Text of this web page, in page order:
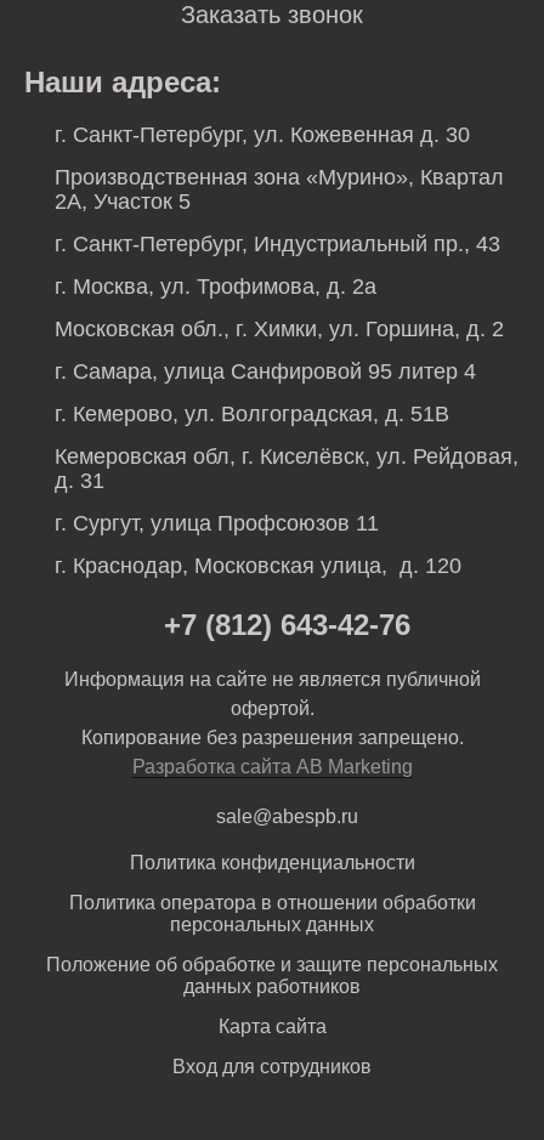
Заказать звонок
Наши адреса:
г. Санкт-Петербург, ул. Кожевенная д. 30
Производственная зона «Мурино», Квартал
2А, Участок 5
г. Санкт-Петербург, Индустриальный пр., 43
г. Москва, ул. Трофимова, д. 2а
Московская обл., г. Химки, ул. Горшина, д. 2
г. Самара, улица Санфировой 95 литер 4
г. Кемерово, ул. Волгоградская, д. 51В
Кемеровская обл, г. Киселёвск, ул. Рейдовая,
д. 31
г. Сургут, улица Профсоюзов 11
г. Краснодар, Московская улица, д. 120
+7 (812) 643-42-76
Информация на сайте не является публичной
офертой.
Копирование без разрешения запрещено.
Разработка сайта AB Marketing
sale@abespb.ru
Политика конфиденциальности
Политика оператора в отношении обработки
персональных данных
Положение об обработке и защите персональных
данных работников
Карта сайта
Вход для сотрудников